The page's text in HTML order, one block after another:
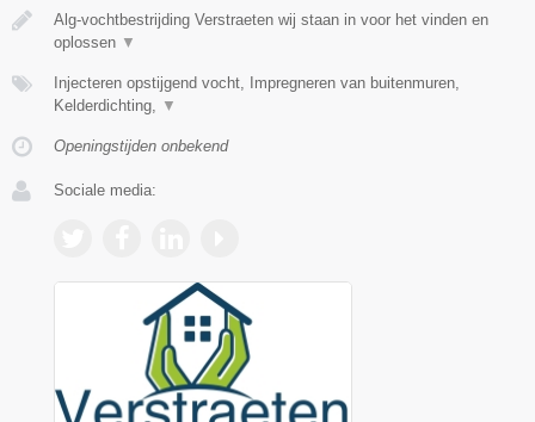
Alg-vochtbestrijding Verstraeten wij staan in voor het vinden en
oplossen ▼
Injecteren opstijgend vocht, Impregneren van buitenmuren,
Kelderdichting, ▼
Openingstijden onbekend
Sociale media: